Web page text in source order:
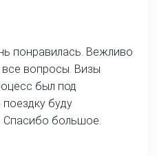
понравилась. Вежливо
все вопросы. Визы
был под
буду
Спасибо большое.